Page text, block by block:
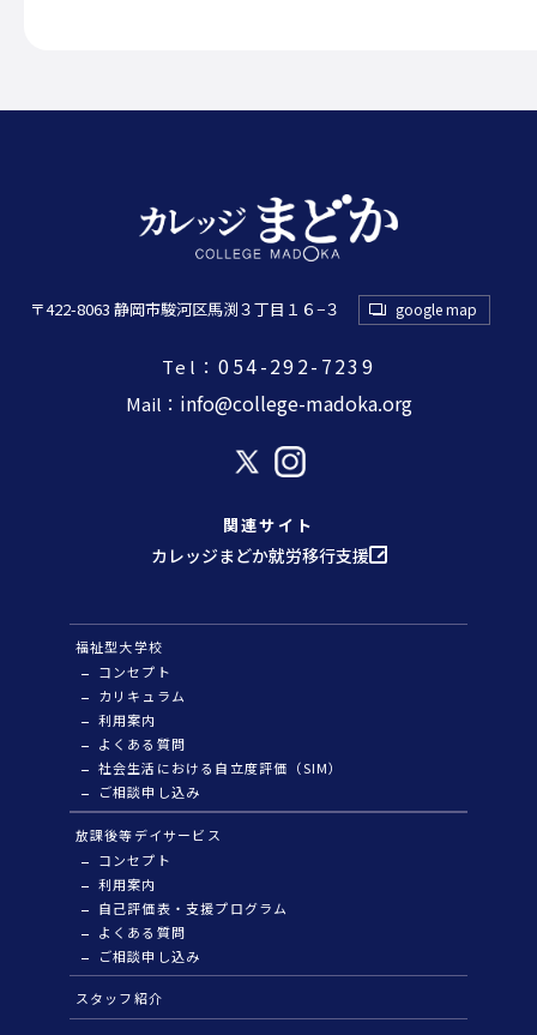
〒422-8063 静岡市駿河区馬渕３丁目１６−３ google map
Tel：054-292-7239
Mail： info@college-madoka.org
関連サイト
カレッジまどか就労移行支援
福祉型大学校
コンセプト
カリキュラム
利用案内
よくある質問
社会生活における自立度評価（SIM）
ご相談申し込み
放課後等デイサービス
コンセプト
利用案内
自己評価表・支援プログラム
よくある質問
ご相談申し込み
スタッフ紹介